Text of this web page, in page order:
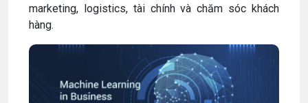
marketing, logistics, tài chính và chăm sóc khách
hàng.